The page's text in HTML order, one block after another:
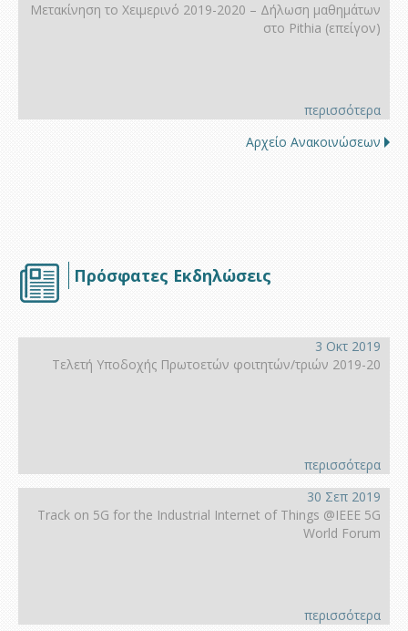
Μετακίνηση το Χειμερινό 2019-2020 – Δήλωση μαθημάτων
στο Pithia (επείγον)
περισσότερα
Αρχείο Ανακοινώσεων
Πρόσφατες Εκδηλώσεις
3 Οκτ 2019
Τελετή Υποδοχής Πρωτοετών φοιτητών/τριών 2019-20
περισσότερα
30 Σεπ 2019
Track on 5G for the Industrial Internet of Things @IEEE 5G
World Forum
περισσότερα